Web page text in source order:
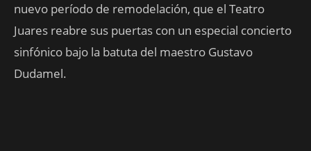
nuevo período de remodelación, que el Teatro
Juares reabre sus puertas con un especial concierto
sinfónico bajo la batuta del maestro Gustavo
Dudamel.